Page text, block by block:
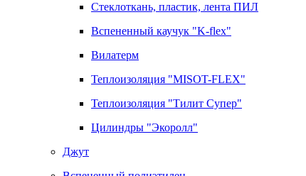
Стеклоткань, пластик, лента ПИЛ
Вспененный каучук "K-flex"
Вилатерм
Теплоизоляция "MISOT-FLEX"
Теплоизоляция "Тилит Супер"
Цилиндры "Экоролл"
Джут